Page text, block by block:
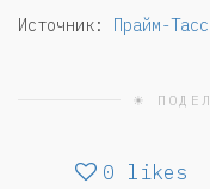
Источник: Прайм-Тасс
☀
0 likes